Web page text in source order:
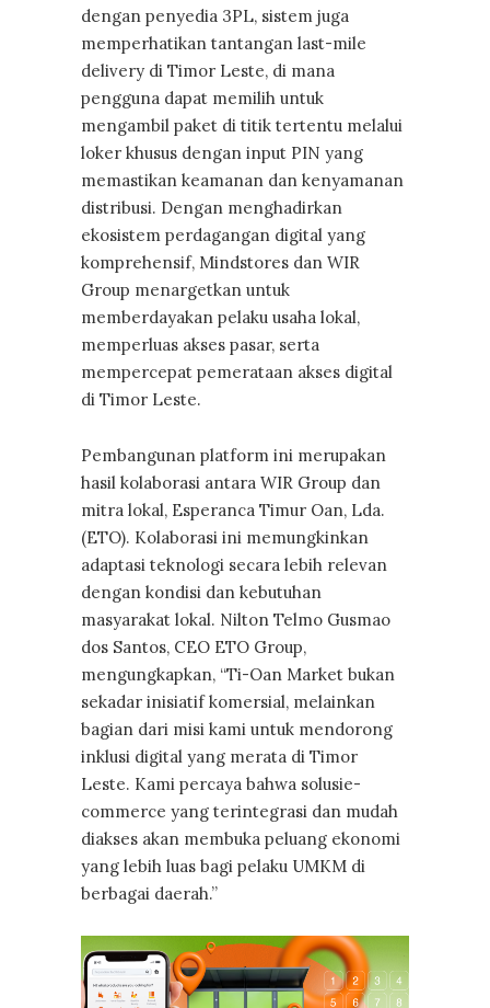
dengan penyedia 3PL, sistem juga
memperhatikan tantangan last-mile
delivery di Timor Leste, di mana
pengguna dapat memilih untuk
mengambil paket di titik tertentu melalui
loker khusus dengan input PIN yang
memastikan keamanan dan kenyamanan
distribusi. Dengan menghadirkan
ekosistem perdagangan digital yang
komprehensif, Mindstores dan WIR
Group menargetkan untuk
memberdayakan pelaku usaha lokal,
memperluas akses pasar, serta
mempercepat pemerataan akses digital
di Timor Leste.
Pembangunan platform ini merupakan
hasil kolaborasi antara WIR Group dan
mitra lokal, Esperanca Timur Oan, Lda.
(ETO). Kolaborasi ini memungkinkan
adaptasi teknologi secara lebih relevan
dengan kondisi dan kebutuhan
masyarakat lokal. Nilton Telmo Gusmao
dos Santos, CEO ETO Group,
mengungkapkan, “Ti-Oan Market bukan
sekadar inisiatif komersial, melainkan
bagian dari misi kami untuk mendorong
inklusi digital yang merata di Timor
Leste. Kami percaya bahwa solusie-
commerce yang terintegrasi dan mudah
diakses akan membuka peluang ekonomi
yang lebih luas bagi pelaku UMKM di
berbagai daerah.”